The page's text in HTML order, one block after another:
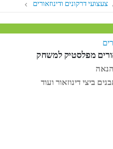
, צעצועי דרקונים ודינוזאורים
מפלסטיק למשחק
ביצי דינוזאור ועוד